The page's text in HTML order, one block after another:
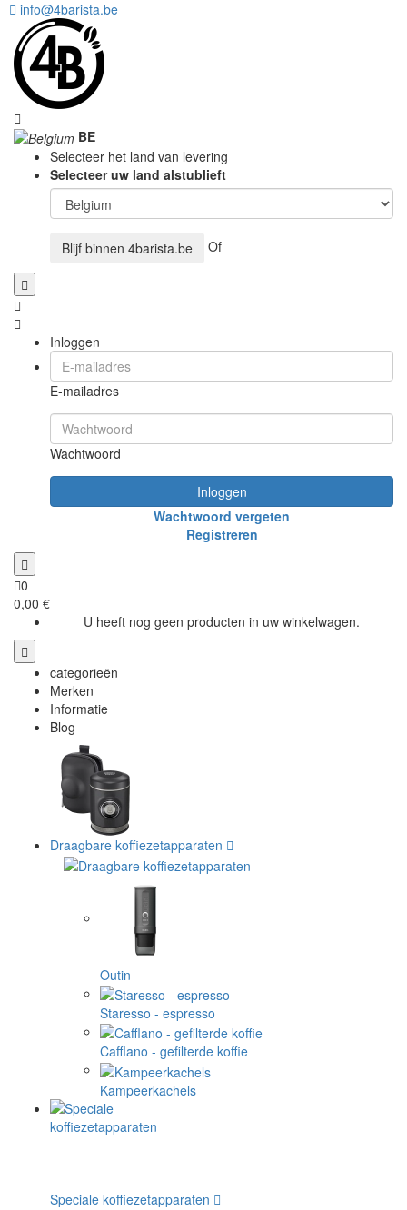
info@4barista.be
BE
Selecteer het land van levering
Selecteer uw land alstublieft
Blijf binnen 4barista.be Of
Inloggen
E-mailadres
Wachtwoord
Inloggen
Wachtwoord vergeten
Registreren
0
0,00 €
U heeft nog geen producten in uw winkelwagen.
categorieën
Merken
Informatie
Blog
Draagbare koffiezetapparaten
Outin
Staresso - espresso
Cafflano - gefilterde koffie
Kampeerkachels
Speciale koffiezetapparaten